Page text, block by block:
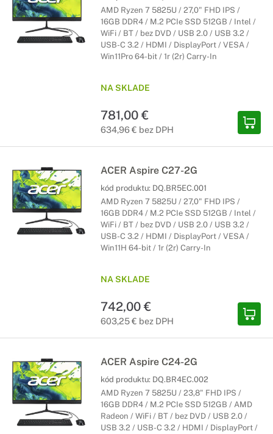
AMD Ryzen 7 5825U / 27,0" FHD IPS /
16GB DDR4 / M.2 PCIe SSD 512GB / Intel /
WiFi / BT / bez DVD / USB 2.0 / USB 3.2 /
USB-C 3.2 / HDMI / DisplayPort / VESA /
Win11Pro 64-bit / 1r (2r) Carry-In
NA SKLADE
781,00 €
634,96 € bez DPH
ACER Aspire C27-2G
kód produktu: DQ.BR5EC.001
AMD Ryzen 7 5825U / 27,0" FHD IPS /
16GB DDR4 / M.2 PCIe SSD 512GB / Intel /
WiFi / BT / bez DVD / USB 2.0 / USB 3.2 /
USB-C 3.2 / HDMI / DisplayPort / VESA /
Win11H 64-bit / 1r (2r) Carry-In
NA SKLADE
742,00 €
603,25 € bez DPH
ACER Aspire C24-2G
kód produktu: DQ.BR4EC.002
AMD Ryzen 7 5825U / 23,8" FHD IPS /
16GB DDR4 / M.2 PCIe SSD 512GB / AMD
Radeon / WiFi / BT / bez DVD / USB 2.0 /
USB 3.2 / USB-C 3.2 / HDMI / DisplayPort /